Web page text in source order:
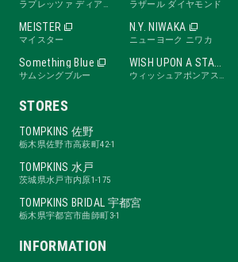
ラプレッツァ ディアーデ ラザール ダイヤモンド
MEISTER
マイスター
N.Y. NIWAKA
ニューヨーク ニワカ
Something Blue
サムシングブルー
WISH UPON A STAR
ウィッシュアポンアスター
STORES
TOMPKINS 佐野
栃木県佐野市高萩町42-1
TOMPKINS 水戸
茨城県水戸市内原1-175
TOMPKINS BRIDAL 宇都宮
栃木県宇都宮市曲師町3-1
INFORMATION